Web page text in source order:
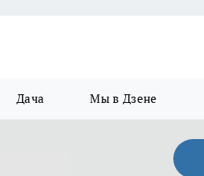
Дача Мы в Дзене